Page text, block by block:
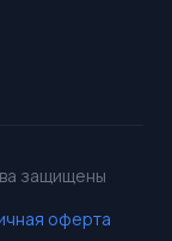
защищены
оферта